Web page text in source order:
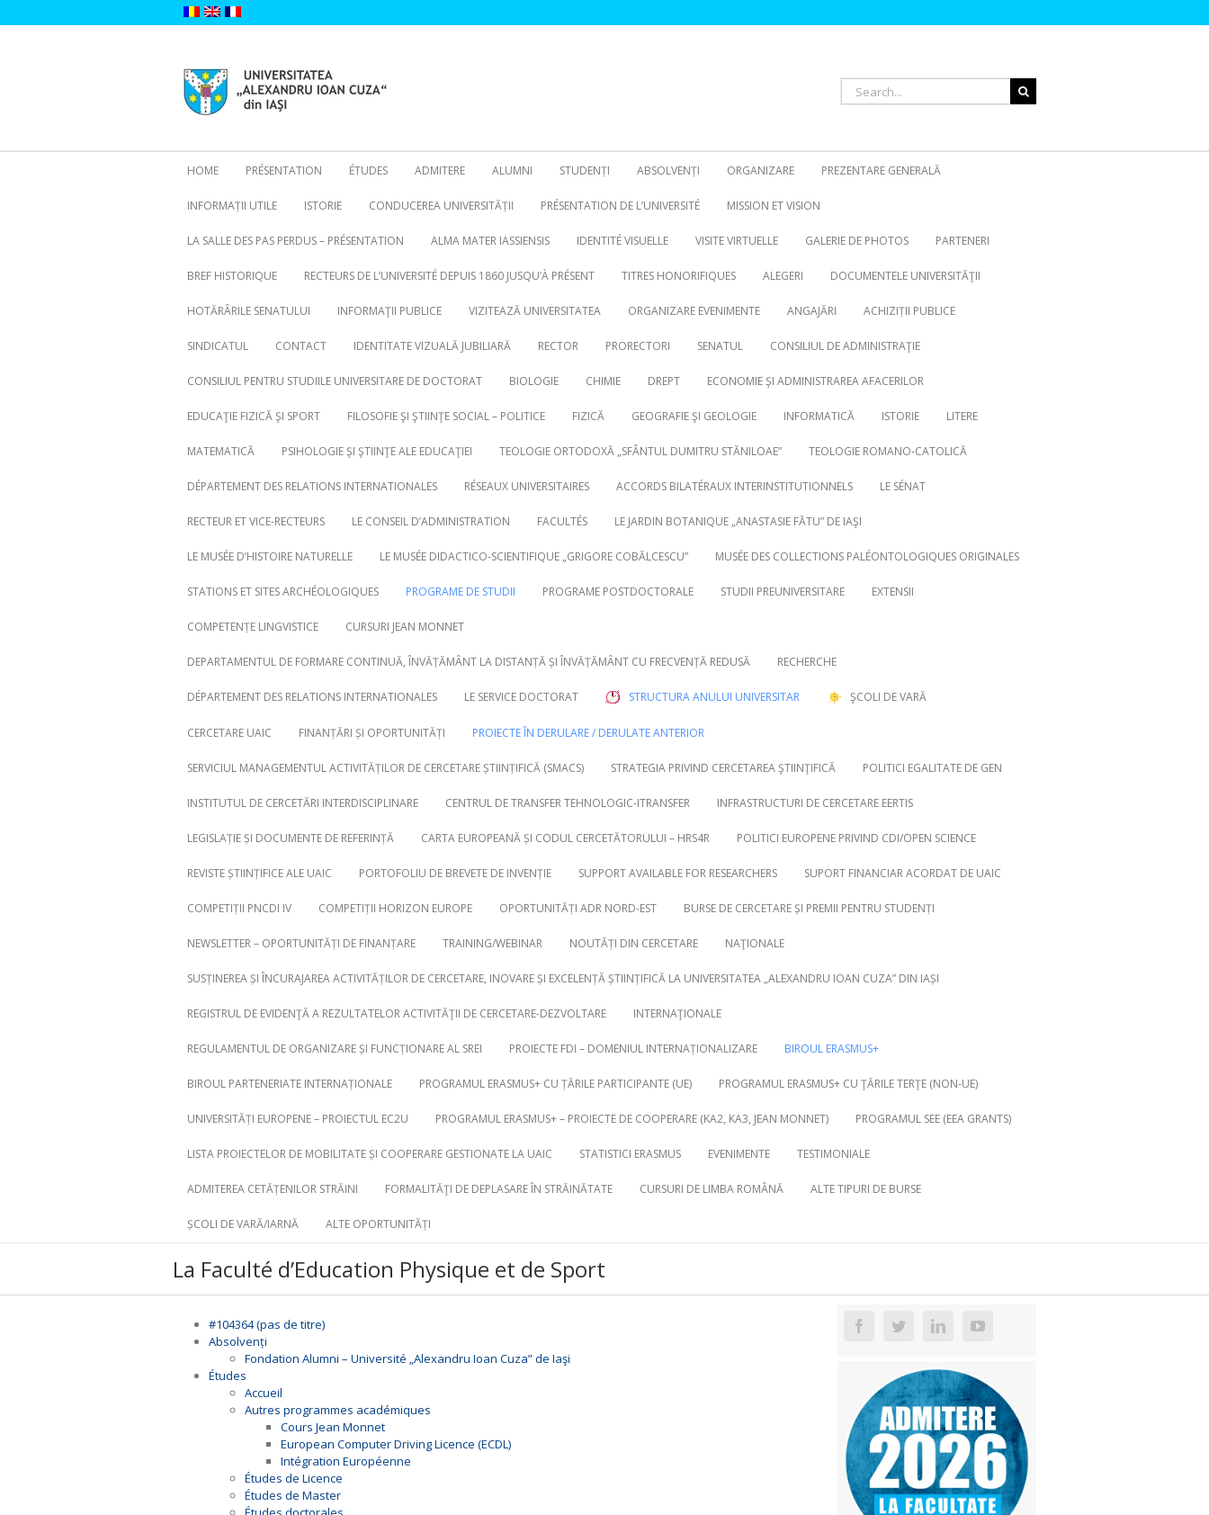
to
Search
for:
Search
HOME PRÉSENTATION ÉTUDES ADMITERE ALUMNI STUDENȚI ABSOLVENȚI ORGANIZARE PREZENTARE GENERALĂ
INFORMAȚII UTILE ISTORIE CONDUCEREA UNIVERSITĂȚII PRÉSENTATION DE L’UNIVERSITÉ MISSION ET VISION
LA SALLE DES PAS PERDUS – PRÉSENTATION ALMA MATER IASSIENSIS IDENTITÉ VISUELLE VISITE VIRTUELLE GALERIE DE PHOTOS PARTENERI
BREF HISTORIQUE RECTEURS DE L’UNIVERSITÉ DEPUIS 1860 JUSQU’À PRÉSENT TITRES HONORIFIQUES ALEGERI DOCUMENTELE UNIVERSITĂŢII
HOTĂRÂRILE SENATULUI INFORMAŢII PUBLICE VIZITEAZĂ UNIVERSITATEA ORGANIZARE EVENIMENTE ANGAJĂRI ACHIZIȚII PUBLICE
SINDICATUL CONTACT IDENTITATE VIZUALĂ JUBILIARĂ RECTOR PRORECTORI SENATUL CONSILIUL DE ADMINISTRAŢIE
CONSILIUL PENTRU STUDIILE UNIVERSITARE DE DOCTORAT BIOLOGIE CHIMIE DREPT ECONOMIE ŞI ADMINISTRAREA AFACERILOR
EDUCAŢIE FIZICĂ ŞI SPORT FILOSOFIE ŞI ŞTIINŢE SOCIAL – POLITICE FIZICĂ GEOGRAFIE ŞI GEOLOGIE INFORMATICĂ ISTORIE LITERE
MATEMATICĂ PSIHOLOGIE ŞI ŞTIINŢE ALE EDUCAŢIEI TEOLOGIE ORTODOXĂ „SFÂNTUL DUMITRU STĂNILOAE” TEOLOGIE ROMANO-CATOLICĂ
DÉPARTEMENT DES RELATIONS INTERNATIONALES RÉSEAUX UNIVERSITAIRES ACCORDS BILATÉRAUX INTERINSTITUTIONNELS LE SÉNAT
RECTEUR ET VICE-RECTEURS LE CONSEIL D’ADMINISTRATION FACULTÉS LE JARDIN BOTANIQUE „ANASTASIE FĂTU” DE IAŞI
LE MUSÉE D’HISTOIRE NATURELLE LE MUSÉE DIDACTICO-SCIENTIFIQUE „GRIGORE COBĂLCESCU” MUSÉE DES COLLECTIONS PALÉONTOLOGIQUES ORIGINALES
STATIONS ET SITES ARCHÉOLOGIQUES PROGRAME DE STUDII PROGRAME POSTDOCTORALE STUDII PREUNIVERSITARE EXTENSII
COMPETENȚE LINGVISTICE CURSURI JEAN MONNET
DEPARTAMENTUL DE FORMARE CONTINUĂ, ÎNVĂȚĂMÂNT LA DISTANȚĂ ȘI ÎNVĂȚĂMÂNT CU FRECVENȚĂ REDUSĂ RECHERCHE
DÉPARTEMENT DES RELATIONS INTERNATIONALES LE SERVICE DOCTORAT STRUCTURA ANULUI UNIVERSITAR ŞCOLI DE VARĂ
CERCETARE UAIC FINANȚĂRI ȘI OPORTUNITĂȚI PROIECTE ÎN DERULARE / DERULATE ANTERIOR
SERVICIUL MANAGEMENTUL ACTIVITĂȚILOR DE CERCETARE ȘTIINȚIFICĂ (SMACS) STRATEGIA PRIVIND CERCETAREA ŞTIINŢIFICĂ POLITICI EGALITATE DE GEN
INSTITUTUL DE CERCETĂRI INTERDISCIPLINARE CENTRUL DE TRANSFER TEHNOLOGIC-ITRANSFER INFRASTRUCTURI DE CERCETARE EERTIS
LEGISLAȚIE ȘI DOCUMENTE DE REFERINȚĂ CARTA EUROPEANĂ ȘI CODUL CERCETĂTORULUI – HRS4R POLITICI EUROPENE PRIVIND CDI/OPEN SCIENCE
REVISTE ȘTIINȚIFICE ALE UAIC PORTOFOLIU DE BREVETE DE INVENȚIE SUPPORT AVAILABLE FOR RESEARCHERS SUPORT FINANCIAR ACORDAT DE UAIC
COMPETIȚII PNCDI IV COMPETIȚII HORIZON EUROPE OPORTUNITĂȚI ADR NORD-EST BURSE DE CERCETARE ȘI PREMII PENTRU STUDENȚI
NEWSLETTER – OPORTUNITĂȚI DE FINANȚARE TRAINING/WEBINAR NOUTĂȚI DIN CERCETARE NAŢIONALE
SUSȚINEREA ȘI ÎNCURAJAREA ACTIVITĂȚILOR DE CERCETARE, INOVARE ȘI EXCELENȚĂ ȘTIINȚIFICĂ LA UNIVERSITATEA „ALEXANDRU IOAN CUZA” DIN IAȘI
REGISTRUL DE EVIDENŢĂ A REZULTATELOR ACTIVITĂŢII DE CERCETARE-DEZVOLTARE INTERNAŢIONALE
REGULAMENTUL DE ORGANIZARE ȘI FUNCȚIONARE AL SREI PROIECTE FDI – DOMENIUL INTERNAȚIONALIZARE BIROUL ERASMUS+
BIROUL PARTENERIATE INTERNAȚIONALE PROGRAMUL ERASMUS+ CU ȚĂRILE PARTICIPANTE (UE) PROGRAMUL ERASMUS+ CU ŢĂRILE TERŢE (NON-UE)
UNIVERSITĂȚI EUROPENE – PROIECTUL EC2U PROGRAMUL ERASMUS+ – PROIECTE DE COOPERARE (KA2, KA3, JEAN MONNET) PROGRAMUL SEE (EEA GRANTS)
LISTA PROIECTELOR DE MOBILITATE ȘI COOPERARE GESTIONATE LA UAIC STATISTICI ERASMUS EVENIMENTE TESTIMONIALE
ADMITEREA CETĂȚENILOR STRĂINI FORMALITĂŢI DE DEPLASARE ÎN STRĂINĂTATE CURSURI DE LIMBA ROMÂNĂ ALTE TIPURI DE BURSE
ȘCOLI DE VARĂ/IARNĂ ALTE OPORTUNITĂȚI
La Faculté d’Education Physique et de Sport
#104364 (pas de titre)
Absolvenți
Fondation Alumni – Université „Alexandru Ioan Cuza” de Iaşi
Études
Accueil
Autres programmes académiques
Cours Jean Monnet
European Computer Driving Licence (ECDL)
Intégration Européenne
Études de Licence
Études de Master